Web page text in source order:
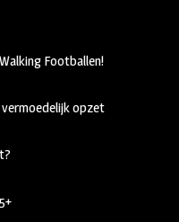
Footballen!
opzet